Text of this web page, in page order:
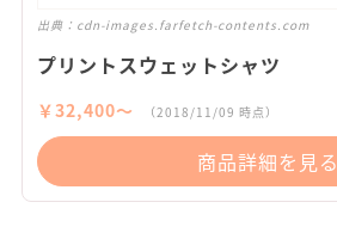
出典： cdn-images.farfetch-contents.com
プリントスウェットシャツ
￥32,400〜 （2018/11/09 時点）
商品詳細を見る